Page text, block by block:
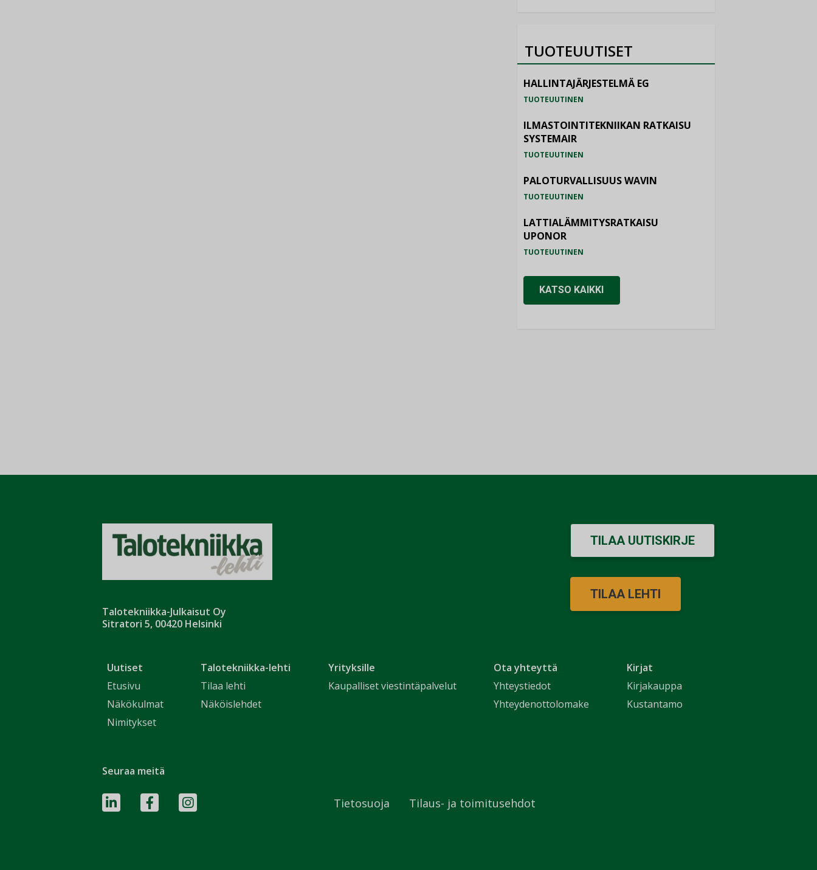
TUOTEUUTISET
HALLINTAJÄRJESTELMÄ EG
TUOTEUUTINEN
ILMASTOINTITEKNIIKAN RATKAISU
SYSTEMAIR
TUOTEUUTINEN
PALOTURVALLISUUS WAVIN
TUOTEUUTINEN
LATTIALÄMMITYSRATKAISU
UPONOR
TUOTEUUTINEN
KATSO KAIKKI
Talotekniikka-Julkaisut Oy
Sitratori 5, 00420 Helsinki
Uutiset
Etusivu
Näkökulmat
Nimitykset
Talotekniikka-lehti
Tilaa lehti
Näköislehdet
Yrityksille
Kaupalliset viestintäpalvelut
Ota yhteyttä
Yhteystiedot
Yhteydenottolomake
Kirjat
Kirjakauppa
Kustantamo
TILAA UUTISKIRJE
TILAA LEHTI
Seuraa meitä
Tietosuoja Tilaus- ja toimitusehdot